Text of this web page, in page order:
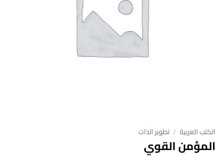
الكتب العربية / تطوير الذات
المؤمن القوي